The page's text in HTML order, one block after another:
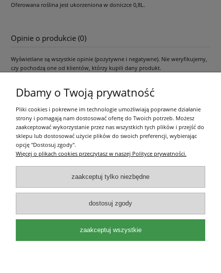
Oferowana roślina jest ukorzeniona w doniczce 0,8L.
Opinie o produkcie (0)
Wyświetlane są wszystkie opinie (pozytywne i negatywne). Nie weryfikujemy,
czy pochodzą one od klientów, którzy kupili dany produkt.
Pomoc
Moje konto
Płatności i dostawa
Informacje
O nas
Olea Szkółka Roślin Ozdobnych | ul. Św. Michała 114, 62-800 Kalisz |
Dbamy o Twoją prywatność
Pliki cookies i pokrewne im technologie umożliwiają poprawne działanie
strony i pomagają nam dostosować ofertę do Twoich potrzeb. Możesz
zaakceptować wykorzystanie przez nas wszystkich tych plików i przejść do
sklepu lub dostosować użycie plików do swoich preferencji, wybierając
opcję "Dostosuj zgody".
Więcej o plikach cookies przeczytasz w naszej Polityce prywatności.
zaakceptuj tylko niezbędne
dostosuj zgody
zaakceptuj wszystkie